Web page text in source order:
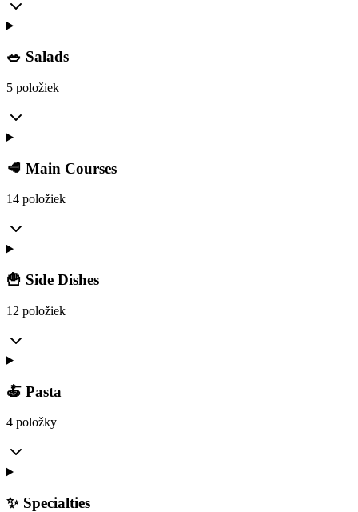
🥗 Salads
5 položiek
🥩 Main Courses
14 položiek
🍟 Side Dishes
12 položiek
🍝 Pasta
4 položky
✨ Specialties